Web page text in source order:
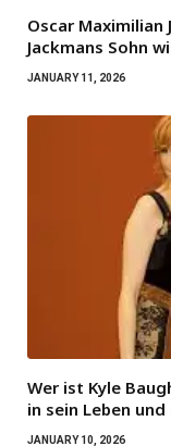
Oscar Maximilian
Jackmans Sohn
JANUARY 11, 2026
Wer ist Kyle
in sein Leben
JANUARY 10, 2026